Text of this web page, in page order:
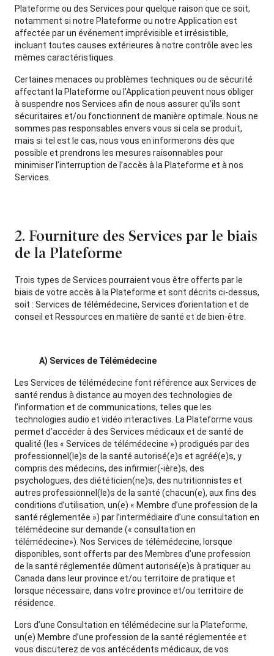
Plateforme ou des Services pour quelque raison que ce soit,
notamment si notre Plateforme ou notre Application est
affectée par un événement imprévisible et irrésistible,
incluant toutes causes extérieures à notre contrôle avec les
mêmes caractéristiques.
Certaines menaces ou problèmes techniques ou de sécurité
affectant la Plateforme ou l’Application peuvent nous obliger
à suspendre nos Services afin de nous assurer qu’ils sont
sécuritaires et/ou fonctionnent de manière optimale. Nous ne
sommes pas responsables envers vous si cela se produit,
mais si tel est le cas, nous vous en informerons dès que
possible et prendrons les mesures raisonnables pour
minimiser l’interruption de l’accès à la Plateforme et à nos
Services.
2. Fourniture des Services par le biais
de la Plateforme
Trois types de Services pourraient vous être offerts par le
biais de votre accès à la Plateforme et sont décrits ci-dessus,
soit : Services de télémédecine, Services d’orientation et de
conseil et Ressources en matière de santé et de bien-être.
A) Services de Télémédecine
Les Services de télémédecine font référence aux Services de
santé rendus à distance au moyen des technologies de
l’information et de communications, telles que les
technologies audio et vidéo interactives. La Plateforme vous
permet d’accéder à des Services médicaux et de santé de
qualité (les « Services de télémédecine ») prodigués par des
professionnel(le)s de la santé autorisé(e)s et agréé(e)s, y
compris des médecins, des infirmier(-ière)s, des
psychologues, des diététicien(ne)s, des nutritionnistes et
autres professionnel(le)s de la santé (chacun(e), aux fins des
conditions d’utilisation, un(e) « Membre d’une profession de la
santé réglementée ») par l’intermédiaire d’une consultation en
télémédecine sur demande (« consultation en
télémédecine»). Nos Services de télémédecine, lorsque
disponibles, sont offerts par des Membres d’une profession
de la santé réglementée dûment autorisé(e)s à pratiquer au
Canada dans leur province et/ou territoire de pratique et
lorsque nécessaire, dans votre province et/ou territoire de
résidence.
Lors d’une Consultation en télémédecine sur la Plateforme,
un(e) Membre d’une profession de la santé réglementée et
vous discuterez de vos antécédents médicaux, de vos